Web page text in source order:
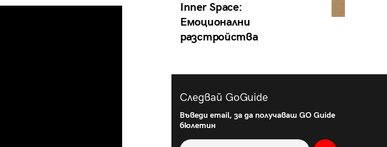
Inner Space:
Емоционални
разстройства
Следвай GoGuide
Въведи email, за да получаваш GO Guide
бюлетин